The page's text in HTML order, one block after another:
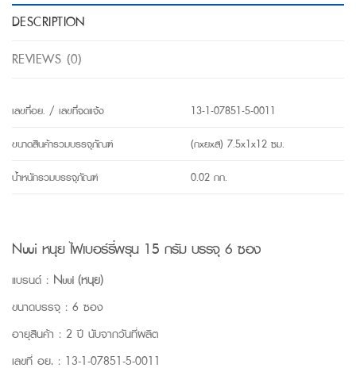
DESCRIPTION
REVIEWS (0)
เลขที่อย. / เลขที่จดแจ้ง
13-1-07851-5-0011
ขนาดสินค้ารวมบรรจุภัณฑ์
(กxยxส) 7.5x1x12 ซม.
น้ำหนักรวมบรรจุภัณฑ์
0.02 กก.
Nuui หนุย ไฟเบอร์รี่พรุน 15 กรัม บรรจุ 6 ซอง
แบรนด์ : Nuui (หนุย)
ขนาดบรรจุ : 6 ซอง
อายุสินค้า : 2 ปี นับจากวันที่ผลิต
เลขที่ อย. : 13-1-07851-5-0011